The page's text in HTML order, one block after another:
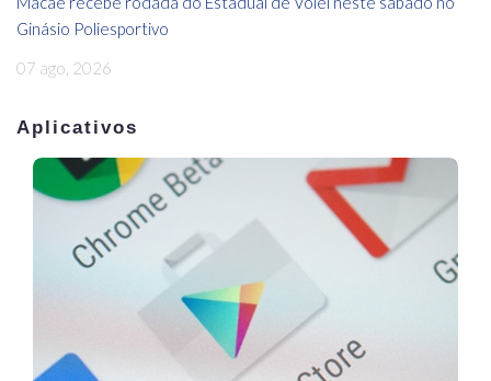
Ginásio Poliesportivo
07 ago, 2026
Aplicativos